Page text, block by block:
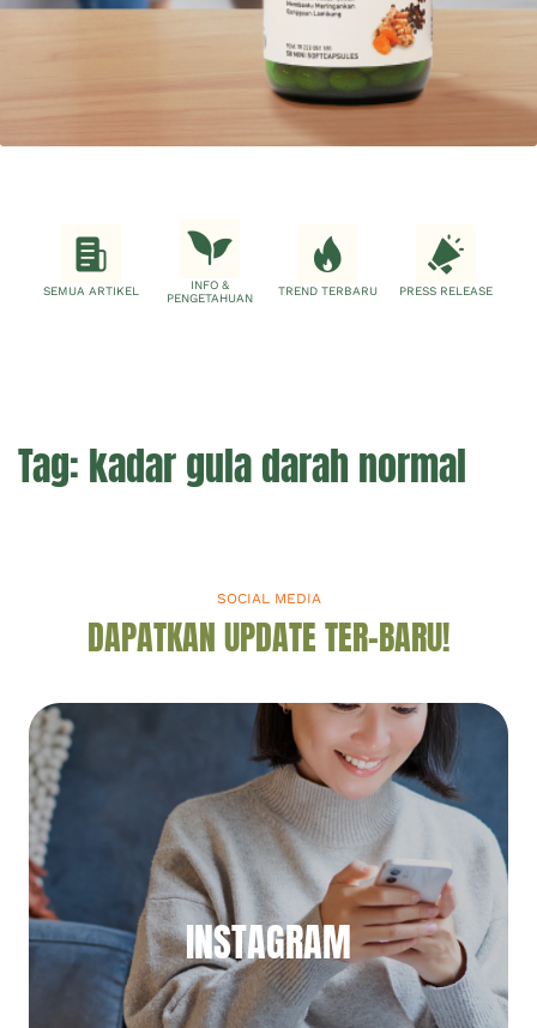
SEMUA ARTIKEL
INFO &
PENGETAHUAN
TREND TERBARU PRESS RELEASE
Tag: kadar gula darah normal
SOCIAL MEDIA
DAPATKAN UPDATE TER-BARU!
INSTAGRAM